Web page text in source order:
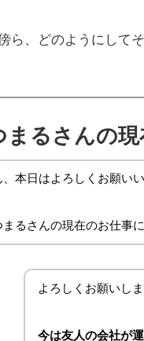
ら、どのようにして
まるさんの
本日はよろしくお願い
まるさんの現在のお仕事
よろしくお願いしま
今は友人の会社が